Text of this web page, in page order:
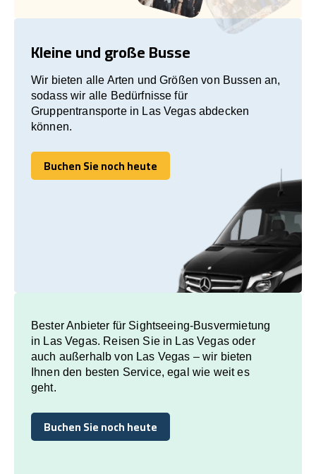
Kleine und große Busse
Wir bieten alle Arten und Größen von Bussen an,
sodass wir alle Bedürfnisse für
Gruppentransporte in Las Vegas abdecken
können.
Buchen Sie noch heute
Buchen Sie noch heute
Bester Anbieter für Sightseeing-Busvermietung
in Las Vegas. Reisen Sie in Las Vegas oder
auch außerhalb von Las Vegas – wir bieten
Ihnen den besten Service, egal wie weit es
geht.
Buchen Sie noch heute
Buchen Sie noch heute